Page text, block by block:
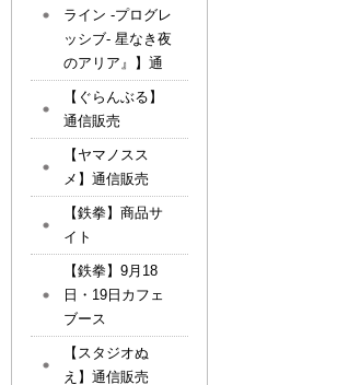
ライン -プログレ
ッシブ- 星なき夜
のアリア』】通
【ぐらんぶる】
通信販売
【ヤマノスス
メ】通信販売
【鉄拳】商品サ
イト
【鉄拳】9月18
日・19日カフェ
ブース
【スタジオぬ
え】通信販売